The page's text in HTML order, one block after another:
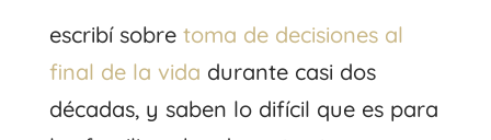
escribí sobre toma de decisiones al
final de la vida durante casi dos
décadas, y saben lo difícil que es para